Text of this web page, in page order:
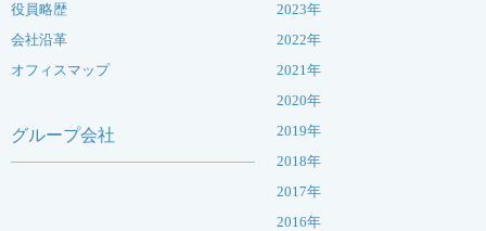
役員略歴
会社沿革
オフィスマップ
グループ会社
2023年
2022年
2021年
2020年
2019年
2018年
2017年
2016年